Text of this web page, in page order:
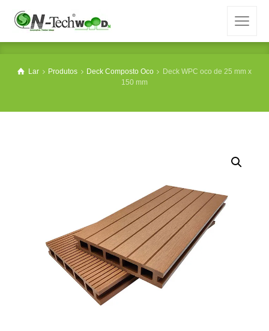
Lar Produtos Deck Composto Oco
Deck WPC oco de 25 mm x
150 mm